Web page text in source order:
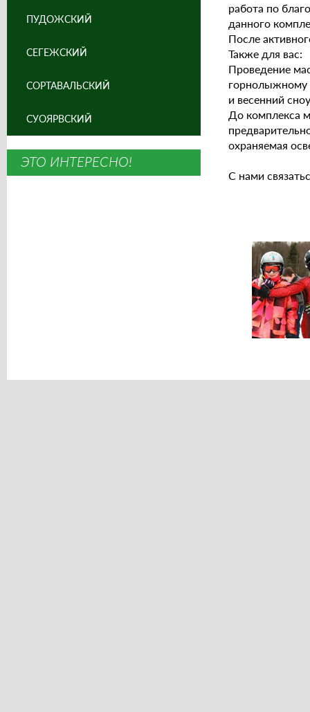
работа по
данного
После
Также для вас:
Проведение
горнолыжному
и весенний
До комплекса
охраняемая
С нами
ПУДОЖСКИЙ
СЕГЕЖСКИЙ
СОРТАВАЛЬСКИЙ
СУОЯРВСКИЙ
ЭТО ИНТЕРЕСНО!